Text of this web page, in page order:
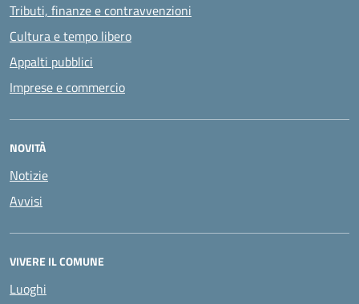
Tributi, finanze e contravvenzioni
Cultura e tempo libero
Appalti pubblici
Imprese e commercio
NOVITÀ
Notizie
Avvisi
VIVERE IL COMUNE
Luoghi